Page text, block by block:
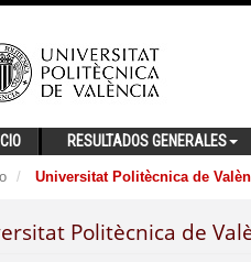
RESULTADOS GENERALES
Universitat Politècnica de
Politècnica de